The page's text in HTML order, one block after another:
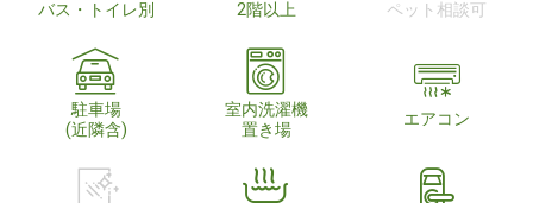
バス・トイレ別 2階以上 ペット相談可
駐車場
(近隣含)
室内洗濯機
置き場
エアコン